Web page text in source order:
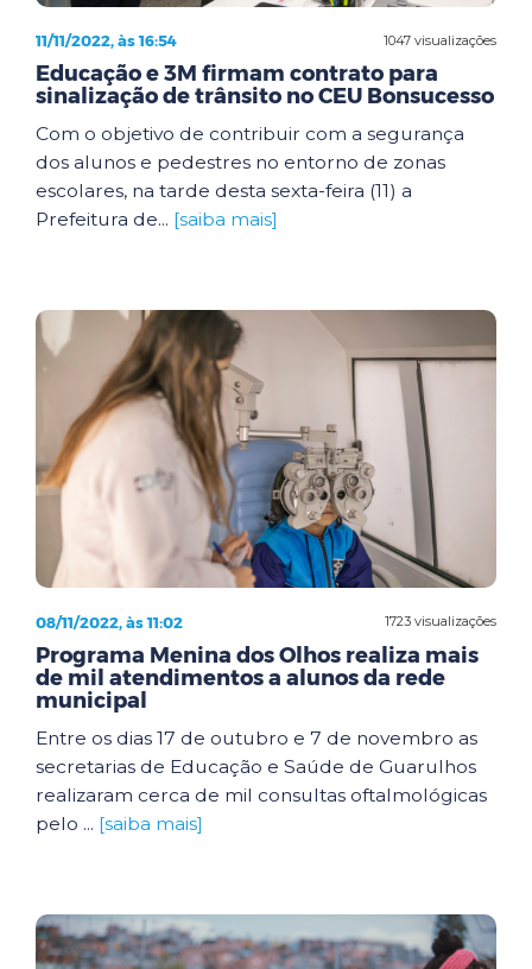
1047 visualizações
11/11/2022, às 16:54
Educação e 3M firmam contrato para
sinalização de trânsito no CEU Bonsucesso
Com o objetivo de contribuir com a segurança
dos alunos e pedestres no entorno de zonas
escolares, na tarde desta sexta-feira (11) a
Prefeitura de... [saiba mais]
1723 visualizações
08/11/2022, às 11:02
Programa Menina dos Olhos realiza mais
de mil atendimentos a alunos da rede
municipal
Entre os dias 17 de outubro e 7 de novembro as
secretarias de Educação e Saúde de Guarulhos
realizaram cerca de mil consultas oftalmológicas
pelo ... [saiba mais]